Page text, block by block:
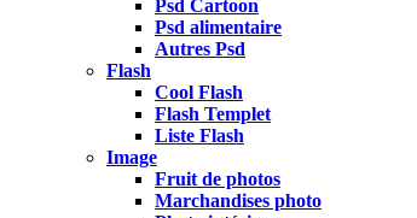
Psd Cartoon
Psd alimentaire
Autres Psd
Flash
Cool Flash
Flash Templet
Liste Flash
Image
Fruit de photos
Marchandises photo